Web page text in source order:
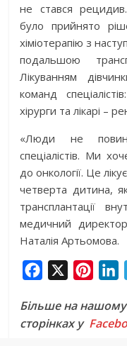
не стався
було прийнято
хіміотерапію з
подальшою
Лікуванням
команд
хірурги та лікарі –
«Люди не
спеціалістів. Ми
до онкології. Це
четверта дитина,
трансплантації
медичний директор
Наталія Артьомова.
c
e
n
t
n
k
Більше на нашому
сторінках у